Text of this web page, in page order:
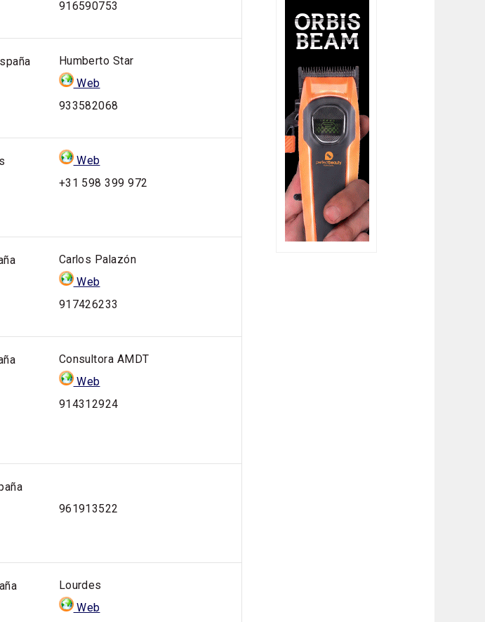
916590753
Humberto Star
Web
933582068
Web
+31 598 399 972
Carlos Palazón
Web
917426233
Consultora AMDT
Web
914312924
961913522
Lourdes
Web